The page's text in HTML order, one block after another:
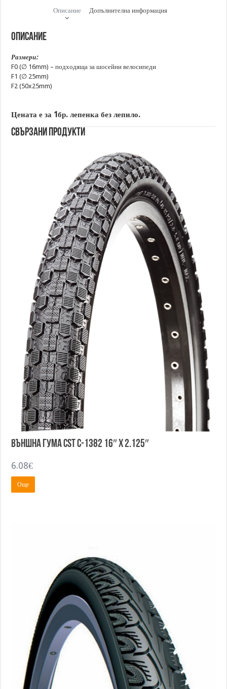
Описание Допълнителна информация
Описание
Размери:
F0 (∅ 16mm) – подходяща за шосейни велосипеди
F1 (∅ 25mm)
F2 (50x25mm)
Цената е за 1бр. лепенка без лепило.
Свързани продукти
Външна гума CST C-1382 16″ x 2.125″
6.08€
Още